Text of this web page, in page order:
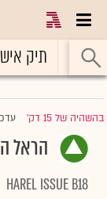
ראשי תיק
בהשהיה של 15 דק' |
הראל
HAREL ISSUE B18